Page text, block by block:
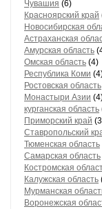
Чувашия (6)
Красноярский край
Новосибирская
Астраханская
Амурская область
Омская область (4)
Республика Коми
Ростовская область
Монастыри Азии
курганская область
Приморский край
Ставропольский
Тюменская область
Самарская область
Костромская
Калужская область
Мурманская
Воронежская